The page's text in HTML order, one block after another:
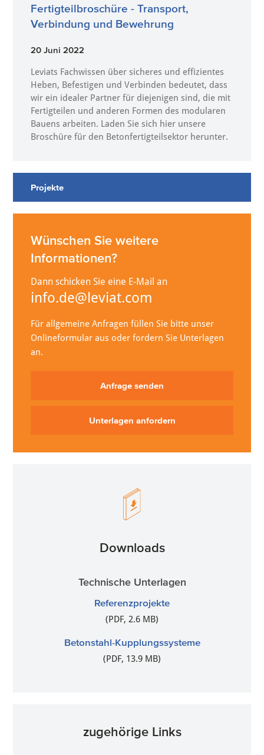
Fertigteilbroschüre - Transport,
Verbindung und Bewehrung
20 Juni 2022
Leviats Fachwissen über sicheres und effizientes
Heben, Befestigen und Verbinden bedeutet, dass
wir ein idealer Partner für diejenigen sind, die mit
Fertigteilen und anderen Formen des modularen
Bauens arbeiten. Laden Sie sich hier unsere
Broschüre für den Betonfertigteilsektor herunter.
Projekte
Wünschen Sie weitere
Informationen?
Dann schicken Sie eine E-Mail an
info.de@leviat.com
Für allgemeine Anfragen füllen Sie bitte unser
Onlineformular aus oder fordern Sie Unterlagen
an.
Anfrage senden
Unterlagen anfordern
Downloads
Technische Unterlagen
Referenzprojekte
(PDF, 2.6 MB)
Betonstahl-Kupplungssysteme
(PDF, 13.9 MB)
zugehörige Links